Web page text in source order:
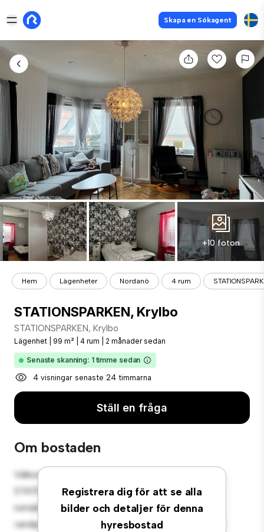
Skapa en Sökagent
+10 foton
Hem Lägenheter Nordanö 4 rum
STATIONSPARKEN, Krylbo
STATIONSPARKEN, Krylbo
Lägenhet 99 m² 4 rum 2 månader sedan
Senaste skanning: 1 timme sedan
4 visningar senaste 24 timmarna
Ställ en fråga
Om bostaden
Registrera dig för att se alla
bilder och detaljer för denna
hyresbostad
Välkommen till ditt nya urbana tillflyktsort på
STATIONSPARKEN, Krylbo! Denna moderna 4-
rumslägenhet erbjuder ett elegant och mysigt
vardagsrum. Den öppna planlösningen är perfekt för